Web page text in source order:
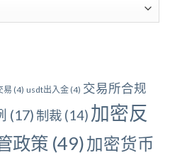
易 (4) usdt出入金 (4) 交易所合规
(17)制裁 (14) 加密反
政策 (49)加密货币